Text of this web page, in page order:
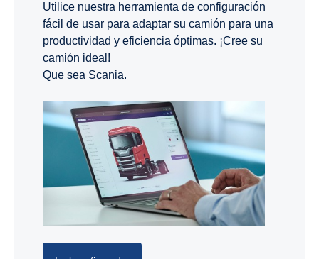
Utilice nuestra herramienta de configuración
fácil de usar para adaptar su camión para una
productividad y eficiencia óptimas. ¡Cree su
camión ideal!
Que sea Scania.